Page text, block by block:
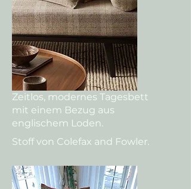
Zeitlos, modernes Tagesbett
mit einem Bezug aus
englischem Loden.
Stoff von Colefax and Fowler.